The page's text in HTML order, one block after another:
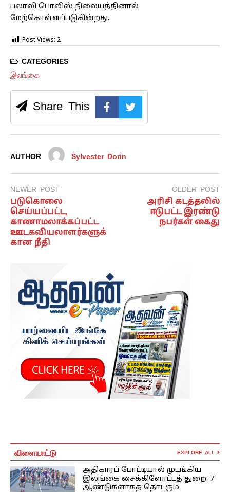
பலாலி பொலிஸ் நிலையத்தினால்
மேற்கொள்ளப்படுகின்றது.
Post Views: 2
CATEGORIES
இலங்கை
Share This
AUTHOR Sylvester Dorin
NEWER POST
படுகொலை
செய்யப்பட்ட,
காணாமலாக்கப்பட்ட
ஊடகவியலாளர்களுக்
கான நீதி
OLDER POST
அரிசி கடத்தலில்
ஈடுபட்ட இரண்டு
நபர்கள் கைது
விளையாட்டு EXPLORE ALL
அதிகாரப் போட்டியால் முடங்கிய
இலங்கை சைக்கிளோட்டத் துறை: 7
ஆண்டுகளாகத் தொடரும்